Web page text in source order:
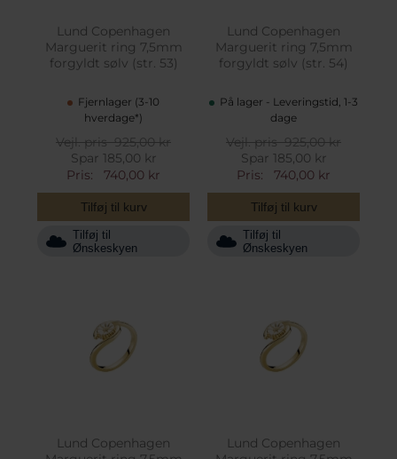
Lund Copenhagen
Marguerit ring 7,5mm
forgyldt sølv (str. 53)
Fjernlager (3-10
hverdage*)
Vejl. pris925,00 kr
Spar 185,00 kr
Pris:
740,00 kr
Tilføj til kurv
Tilføj til
Ønskeskyen
Lund Copenhagen
Marguerit ring 7,5mm
forgyldt sølv (str. 54)
På lager - Leveringstid, 1-3
dage
Vejl. pris925,00 kr
Spar 185,00 kr
Pris:
740,00 kr
Tilføj til kurv
Tilføj til
Ønskeskyen
Lund Copenhagen
Lund Copenhagen